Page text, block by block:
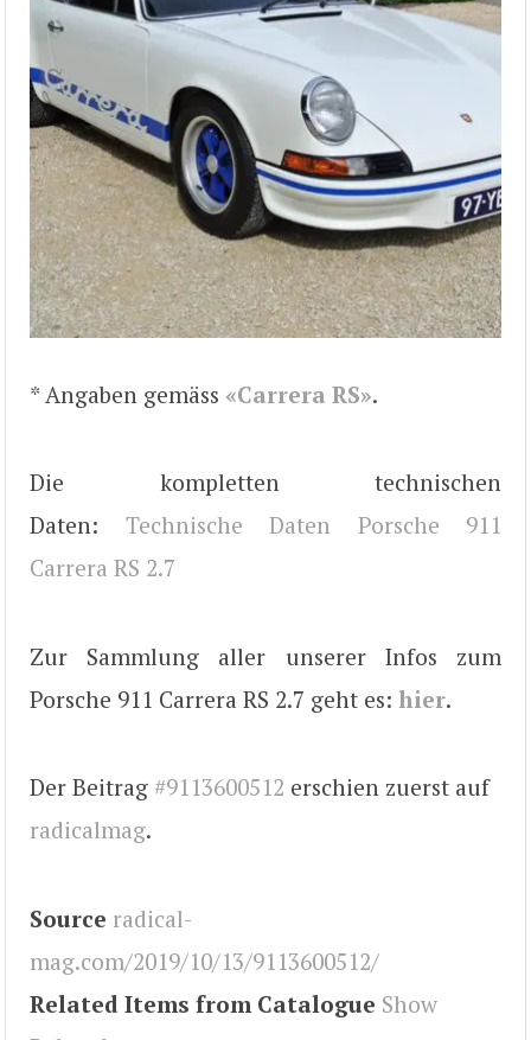
* Angaben gemäss «Carrera RS».
Die kompletten technischen
Daten: Technische Daten Porsche 911
Carrera RS 2.7
Zur Sammlung aller unserer Infos zum
Porsche 911 Carrera RS 2.7 geht es: hier.
Der Beitrag #9113600512 erschien zuerst auf
radicalmag.
Source radical-
mag.com/2019/10/13/9113600512/
Related Items from Catalogue Show